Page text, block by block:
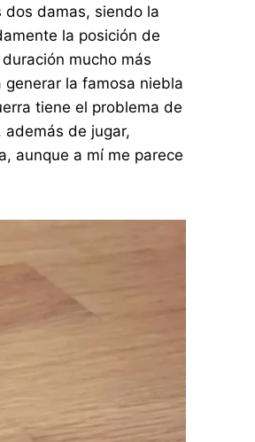
damas, siendo la
la posición de
mucho más
la famosa niebla
tiene el problema de
de jugar,
aunque a mí me parece